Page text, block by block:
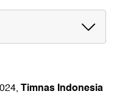
Piala AFF 2024
Timnas Indonesia